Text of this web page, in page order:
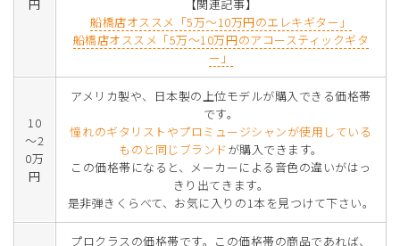
円
【関連記事】
船橋店オススメ「5万～10万円のエレキギター」
船橋店オススメ「5万～10万円のアコースティックギタ
ー」
10
～2
0万
円
アメリカ製や、日本製の上位モデルが購入できる価格帯
です。
憧れのギタリストやプロミュージシャンが使用している
ものと同じブランド が購入できます。
この価格帯になると、メーカーによる音色の違いがはっ
きり出てきます。
是非弾きくらべて、お気に入りの1本を見つけて下さい。
プロクラスの価格帯です。この価格帯の商品であれば、